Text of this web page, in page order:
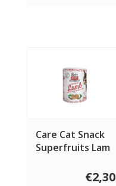
Care Cat Snack
Superfruits Lam
€2,30